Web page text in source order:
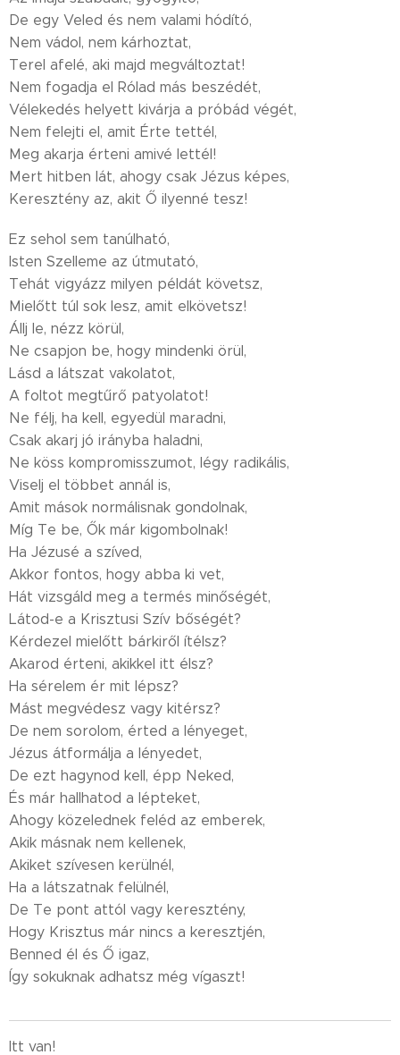
De egy Veled és nem valami hódító,
Nem vádol, nem kárhoztat,
Terel afelé, aki majd megváltoztat!
Nem fogadja el Rólad más beszédét,
Vélekedés helyett kivárja a próbád végét,
Nem felejti el, amit Érte tettél,
Meg akarja érteni amivé lettél!
Mert hitben lát, ahogy csak Jézus képes,
Keresztény az, akit Ő ilyenné tesz!
Ez sehol sem tanúlható,
Isten Szelleme az útmutató,
Tehát vigyázz milyen példát követsz,
Mielőtt túl sok lesz, amit elkövetsz!
Állj le, nézz körül,
Ne csapjon be, hogy mindenki örül,
Lásd a látszat vakolatot,
A foltot megtűrő patyolatot!
Ne félj, ha kell, egyedül maradni,
Csak akarj jó irányba haladni,
Ne köss kompromisszumot, légy radikális,
Viselj el többet annál is,
Amit mások normálisnak gondolnak,
Míg Te be, Ők már kigombolnak!
Ha Jézusé a szíved,
Akkor fontos, hogy abba ki vet,
Hát vizsgáld meg a termés minőségét,
Látod-e a Krisztusi Szív bőségét?
Kérdezel mielőtt bárkiről ítélsz?
Akarod érteni, akikkel itt élsz?
Ha sérelem ér mit lépsz?
Mást megvédesz vagy kitérsz?
De nem sorolom, érted a lényeget,
Jézus átformálja a lényedet,
De ezt hagynod kell, épp Neked,
És már hallhatod a lépteket,
Ahogy közelednek feléd az emberek,
Akik másnak nem kellenek,
Akiket szívesen kerülnél,
Ha a látszatnak felülnél,
De Te pont attól vagy keresztény,
Hogy Krisztus már nincs a keresztjén,
Benned él és Ő igaz,
Így sokuknak adhatsz még vígaszt!
Itt van!